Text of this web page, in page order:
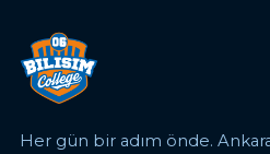
Her gün bir adım önde.